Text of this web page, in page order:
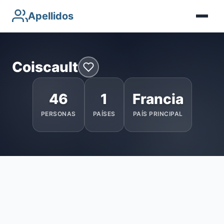
Apellidos
Coiscault
46
PERSONAS
1
PAÍSES
Francia
PAÍS PRINCIPAL